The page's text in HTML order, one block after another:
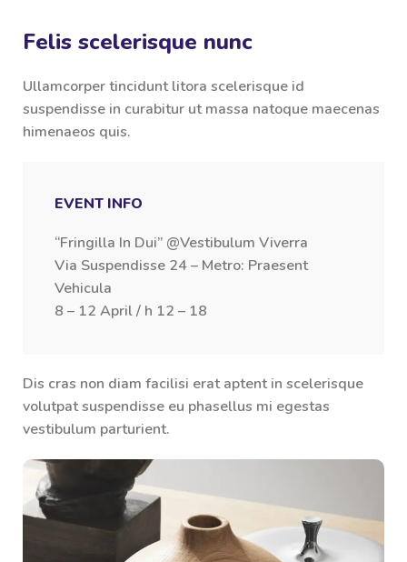
Felis scelerisque nunc
Ullamcorper tincidunt litora scelerisque id
suspendisse in curabitur ut massa natoque maecenas
himenaeos quis.
EVENT INFO
“Fringilla In Dui” @Vestibulum Viverra
Via Suspendisse 24 – Metro: Praesent
Vehicula
8 – 12 April / h 12 – 18
Dis cras non diam facilisi erat aptent in scelerisque
volutpat suspendisse eu phasellus mi egestas
vestibulum parturient.